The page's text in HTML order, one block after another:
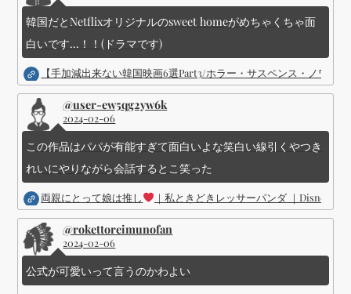
韓国だとNetflixオリジナルのsweet homeがめちゃくちゃ面
白いです...！！(ドラマです)
【手加減出来ない韓国映画6選Part3/ホラー・サスペンス・ノワー
@user-ew5qg2yw6k
2024-02-06
この作品はパパが有能すぎて面白いよな笑白い線引くやつき
れいにやりながら会話するとこ笑った
両親にとって娘は推し ｜私ときどきレッサーパンダ ｜Disney (
@rokettoreimunofan
2024-02-06
公式が可愛いって言うのかわよい